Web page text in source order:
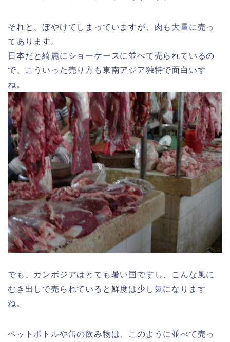
それと、ぼやけてしまっていますが、肉も大量に売っ
てあります。
日本だと綺麗にショーケースに並べて売られているの
で、こういった売り方も東南アジア独特で面白いす
ね。
でも、カンボジアはとても暑い国ですし、こんな風に
むき出しで売られていると鮮度は少し気になります
ね。
ペットボトルや缶の飲み物は、このように並べて売っ